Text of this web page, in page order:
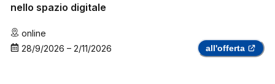
nello spazio digitale
online
28/9/2026 – 2/11/2026 all'offerta